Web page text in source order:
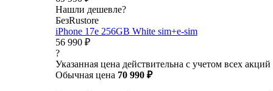
Нашли дешевле?
БезRustore
iPhone 17e 256GB White sim+e-sim
56 990 ₽
?
Указанная цена действительна с учетом всех акций
Обычная цена 70 990 ₽